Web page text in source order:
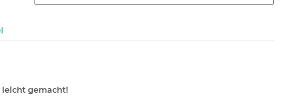
leicht gemacht!